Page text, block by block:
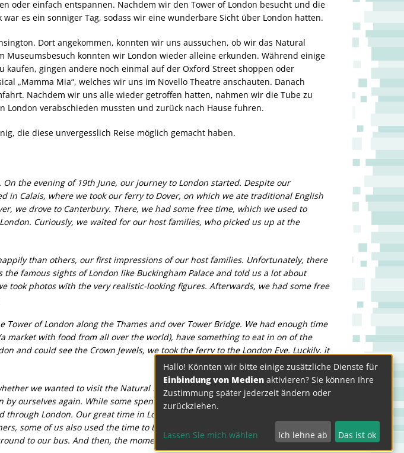
oder einfach entspannen. Nachdem wir den Tower of London besucht und die
es ein sonniger Tag, sodass wir eine wunderbare Sicht über London hatten.
Dort angekommen, konnten wir uns aussuchen, ob wir das Natural
konnten wir London wieder alleine erkunden. Während einige
kaufen, gingen andere noch einmal auf der Oxford Street shoppen oder
„Mamma Mia“, welches wir uns im Novello Theatre anschauten. Danach
Nachdem wir uns alle wieder getroffen hatten, nahmen wir die Tube zu
London verabschieden mussten und zurück nach Hause fuhren.
die diese unvergesslich Reise möglich gemacht haben.
the evening of 19th June, our journey to London started. Despite our
Calais, where we took our ferry to Dover, on which we ate traditional English
we drove to Canterbury. There, we had some free time, which we used to
Curiously, we waited for our host families, who picked us up at the
than others, our first impressions of our host families. Unfortunately, there
famous sights of London like Buckingham Palace and told us a lot about
took photos with the very realistic-looking figures. Afterwards, we had some free
of London along the Thames and over Tower Bridge. We had enough time
market with food from all over the world), have something to eat in on of the
and could see the Crown Jewels, we took the ferry to the London Eye. Luckily, it
we wanted to visit the Natural History Museum or Victoria&Albert Museum,
ourselves again. While some spent time in Covent Garden Market to buy some
London. Our great time in London finished with watching the musical
some of us also used the time to buy some last souveniers or something to
to our bus. And then, the moment had come to say goodbye to London and
Hallo! Könnten wir bitte einige zusätzliche Dienste für
Einbindung von Medien aktivieren? Sie können Ihre
Zustimmung später jederzeit ändern oder
zurückziehen.
Lassen Sie mich wählen Ich lehne ab Das ist ok